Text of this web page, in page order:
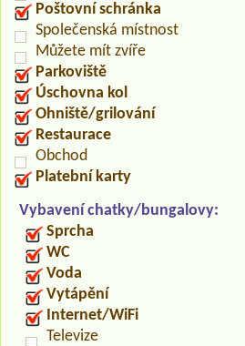
Poštovní schránka
Společenská místnost
Můžete mít zvíře
Parkoviště
Úschovna kol
Ohniště/grilování
Restaurace
Obchod
Platební karty
Vybavení chatky/bungalovy:
Sprcha
WC
Voda
Vytápění
Internet/WiFi
Televize